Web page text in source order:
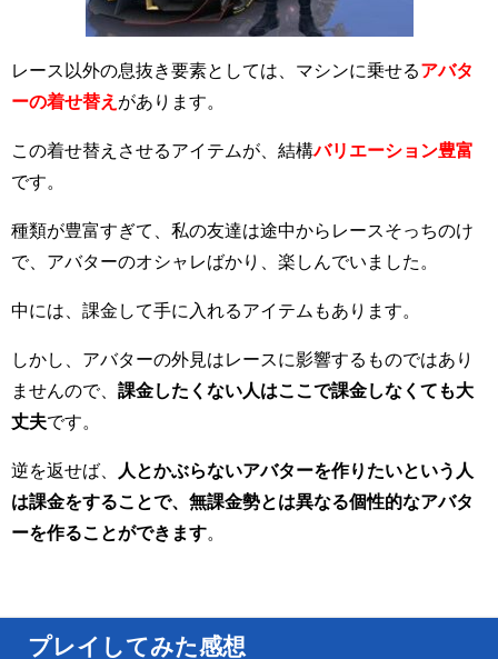
レース以外の息抜き要素としては、マシンに乗せるアバタ
ーの着せ替え があります。
この着せ替えさせるアイテムが、結構バリエーション豊富
です。
種類が豊富すぎて、私の友達は途中からレースそっちのけ
で、アバターのオシャレばかり、楽しんでいました。
中には、課金して手に入れるアイテムもあります。
しかし、アバターの外見はレースに影響するものではあり
ませんので、 課金したくない人はここで課金しなくても大
丈夫です。
逆を返せば、
人とかぶらないアバターを作りたいという人
は課金をすることで、無課金勢とは異なる個性的なアバタ
ーを作ることができます
プレイしてみた感想